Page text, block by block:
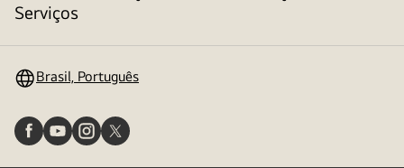
Serviços
alternar
Brasil, Português